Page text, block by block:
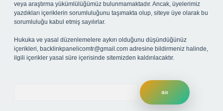
veya araştırma yükümlülüğümüz bulunmamaktadır. Ancak, üyelerimiz
yazdıkları içeriklerin sorumluluğunu taşımakta olup, siteye üye olarak bu
sorumluluğu kabul etmiş sayılırlar.
Hukuka ve yasal düzenlemelere aykırı olduğunu düşündüğünüz
içerikleri, backlinkpanelicomtr@gmail.com adresine bildirmeniz halinde,
ilgili içerikler yasal süre içerisinde sitemizden kaldırılacaktır.